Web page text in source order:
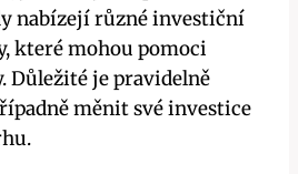
nabízejí různé investiční
které mohou pomoci
Důležité je pravidelně
měnit své investice